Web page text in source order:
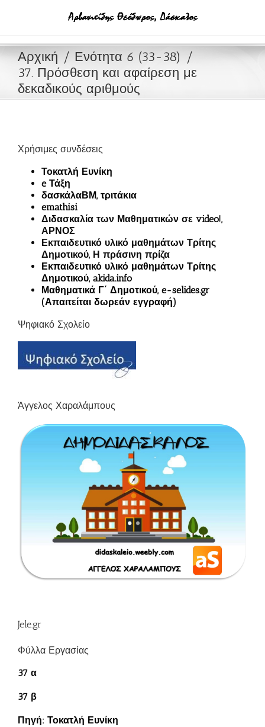
Αρχική
Ενότητα 6 (33-38)
37. Πρόσθεση και αφαίρεση με
δεκαδικούς αριθμούς
Χρήσιμες συνδέσεις
Τοκατλή Ευνίκη
e Τάξη
δασκάλαΒΜ, τριτάκια
emathisi
Διδασκαλία των Μαθηματικών σε video!,
ΑΡΝΟΣ
Εκπαιδευτικό υλικό μαθημάτων Τρίτης
Δημοτικού, Η πράσινη πρίζα
Εκπαιδευτικό υλικό μαθημάτων Τρίτης
Δημοτικού, akida.info
Μαθηματικά Γ΄ Δημοτικού, e-selides.gr
(Απαιτείται δωρεάν εγγραφή)
Ψηφιακό Σχολείο
Άγγελος Χαραλάμπους
Jele.gr
Φύλλα Εργασίας
37 α
37 β
Πηγή: Τοκατλή Ευνίκη